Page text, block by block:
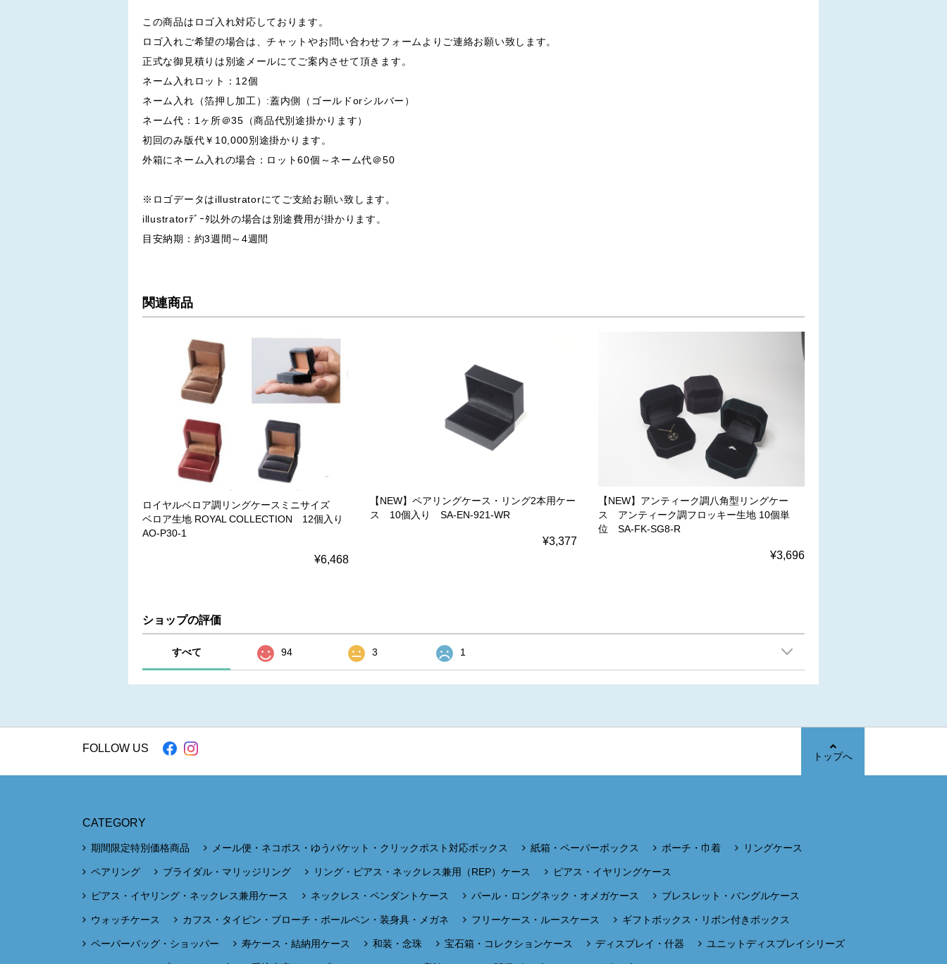
この商品はロゴ入れ対応しております。
ロゴ入れご希望の場合は、チャットやお問い合わせフォームよりご連絡お願い致します。
正式な御見積りは別途メールにてご案内させて頂きます。
ネーム入れロット：12個
ネーム入れ（箔押し加工）:蓋内側（ゴールドorシルバー）
ネーム代：1ヶ所＠35（商品代別途掛かります）
初回のみ版代￥10,000別途掛かります。
外箱にネーム入れの場合：ロット60個～ネーム代＠50
※ロゴデータはillustratorにてご支給お願い致します。
illustratorﾃﾞｰﾀ以外の場合は別途費用が掛かります。
目安納期：約3週間～4週間
関連商品
ロイヤルベロア調リングケースミニサイズ
ベロア生地 ROYAL COLLECTION 12個入り
AO-P30-1
¥6,468
【NEW】ペアリングケース・リング2本用ケー
ス 10個入り SA-EN-921-WR
¥3,377
【NEW】アンティーク調八角型リングケー
ス アンティーク調フロッキー生地 10個単
位 SA-FK-SG8-R
¥3,696
ショップの評価
すべて 94 3 1
FOLLOW US
トップへ
CATEGORY
期間限定特別価格商品 メール便・ネコポス・ゆうパケット・クリックポスト対応ボックス 紙箱・ペーパーボックス ポーチ・巾着 リングケース
ペアリング ブライダル・マリッジリング リング・ピアス・ネックレス兼用（REP）ケース ピアス・イヤリングケース
ピアス・イヤリング・ネックレス兼用ケース ネックレス・ペンダントケース パール・ロングネック・オメガケース ブレスレット・バングルケース
ウォッチケース カフス・タイピン・ブローチ・ボールペン・装身具・メガネ フリーケース・ルースケース ギフトボックス・リボン付きボックス
ペーパーバッグ・ショッパー 寿ケース・結納用ケース 和装・念珠 宝石箱・コレクションケース ディスプレイ・什器 ユニットディスプレイシリーズ